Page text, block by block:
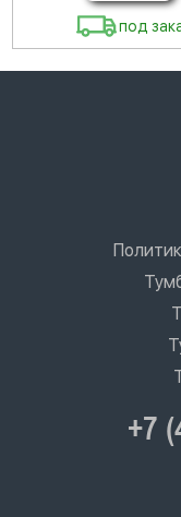
под
+7